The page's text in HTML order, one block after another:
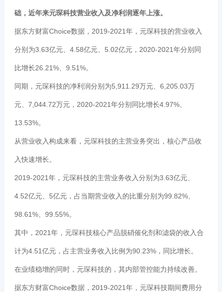
础，近年来元琛科技营业收入及净利润逐年上涨。
据东方财富Choice数据，2019-2021年，元琛科技的营业收入
分别为3.63亿元、4.58亿元、5.02亿元，2020-2021年分别同
比增长26.21%、9.51%。
同期，元琛科技的净利润分别为5,911.29万元、6,205.03万
元、7,044.72万元，2020-2021年分别同比增长4.97%、
13.53%。
从营业收入构成来看，元琛科技的主营业务突出，核心产品收
入快速增长。
2019-2021年，元琛科技的主营业务收入分别为3.63亿元、
4.52亿元、5亿元，占当期营业收入的比重分别为99.82%、
98.61%、99.55%。
其中，2021年，元琛科技核心产品脱硝催化剂和滤袋的收入合
计为4.51亿元，占主营业务收入比例为90.23%，同比增长。
在业绩稳增的同时，元琛科技的，其内部管控能力持续改善。
据东方财富Choice数据，2019-2021年，元琛科技期间费用分